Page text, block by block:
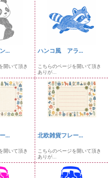
...
開いて頂き
ハンコ風 アラ...
こちらのページを開いて頂き
ありが...
...
開いて頂き
北欧雑貨フレー...
こちらのページを開いて頂き
ありが...